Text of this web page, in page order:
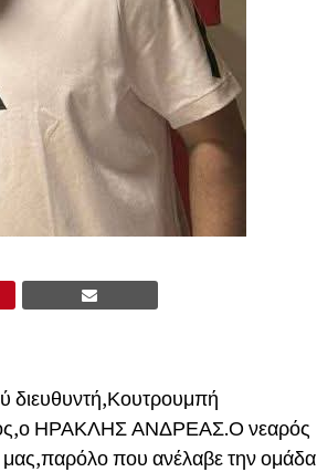
διευθυντή,Κουτρουμπή
ΗΡΑΚΛΗΣ ΑΝΔΡΕΑΣ.Ο νεαρός
που ανέλαβε την ομάδα